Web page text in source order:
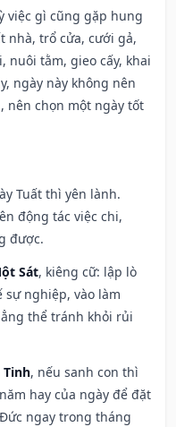
việc gì cũng gặp hung
nhà, trổ cửa, cưới gả,
nuôi tằm, gieo cấy, khai
ngày này không nên
nên chọn một ngày tốt
Tuất thì yên lành.
động tác việc chi,
được.
Sát, kiêng cữ: lập lò
nghiệp, vào làm
thể tránh khỏi rủi
Tinh, nếu sanh con thì
hay của ngày để đặt
ngay trong tháng